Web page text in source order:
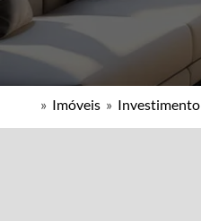
» Imóveis » Investimento